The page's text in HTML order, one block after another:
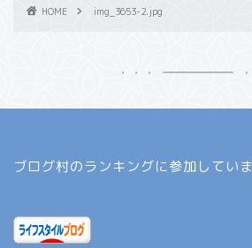
HOME img_3653-2.jpg
ブログ村のランキングに参加してい